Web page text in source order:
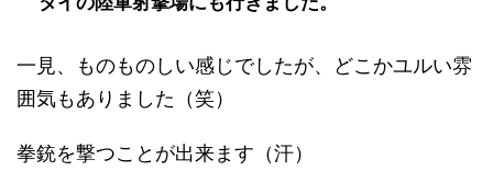
一見、ものものしい感じでしたが、どこかユルい雰
囲気もありました（笑）
拳銃を撃つことが出来ます（汗）